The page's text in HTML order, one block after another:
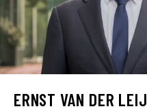
ERNST VAN DER LEIJ